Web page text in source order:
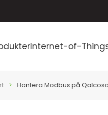
Internet-of-
Hantera Modbus på